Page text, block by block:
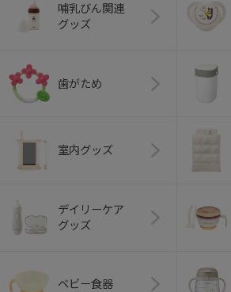
哺乳びん関連
グッズ
歯がため
室内グッズ
デイリーケア
グッズ
ベビー食器